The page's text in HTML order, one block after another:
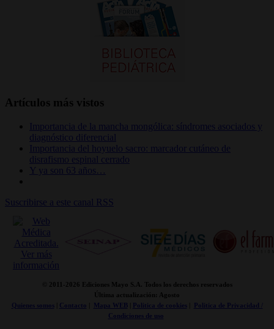
Artículos más vistos
Importancia de la mancha mongólica: síndromes asociados y
diagnóstico diferencial
Importancia del hoyuelo sacro: marcador cutáneo de
disrafismo espinal cerrado
Y ya son 63 años…
Suscribirse a este canal RSS
© 2011- 2026 Ediciones Mayo S.A. Todos los derechos reservados
Última actualización: Agosto
Quienes somos| Contacto Mapa WEB| Politica de cookies|
Politica de Privacidad /
Condiciones de uso